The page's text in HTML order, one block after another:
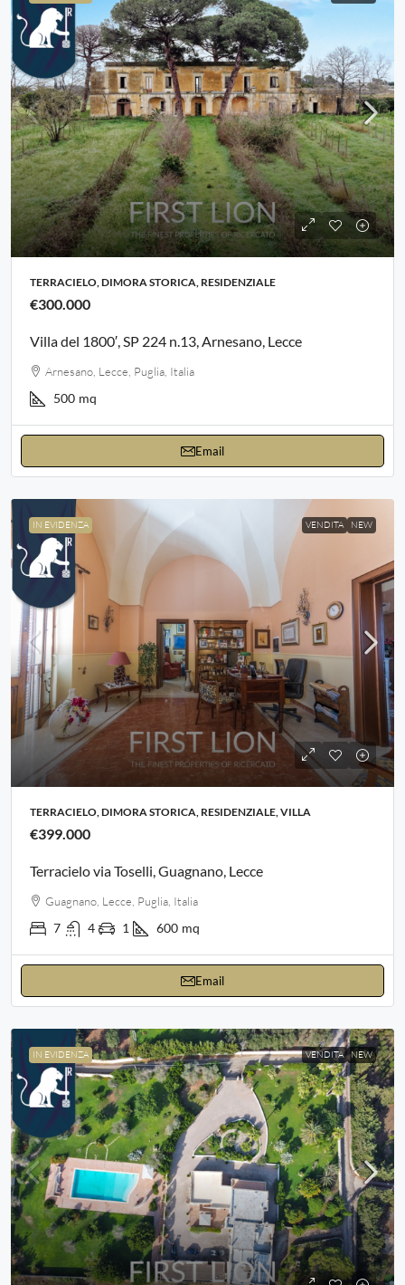
TERRACIELO, DIMORA STORICA, RESIDENZIALE
€300.000
Villa del 1800′, SP 224 n.13, Arnesano, Lecce
Arnesano, Lecce, Puglia, Italia
500 mq
Email
IN EVIDENZA VENDITA NEW
TERRACIELO, DIMORA STORICA, RESIDENZIALE, VILLA
€399.000
Terracielo via Toselli, Guagnano, Lecce
Guagnano, Lecce, Puglia, Italia
7 4 1 600 mq
Email
IN EVIDENZA VENDITA NEW